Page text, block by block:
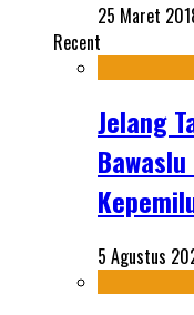
25 Maret
Recent
Jelang
5 Agustus